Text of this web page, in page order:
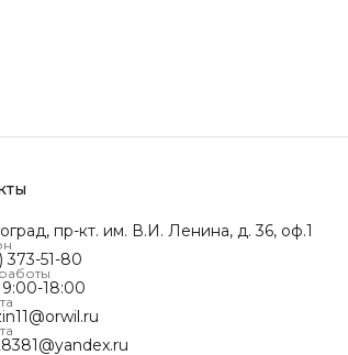
пр-кт. им. В.И. Ленина, д. 36, оф.1
373-51-80
18:00